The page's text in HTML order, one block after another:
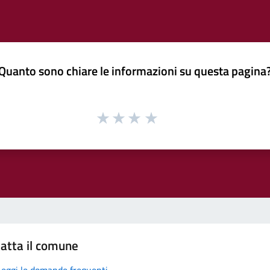
sono chiare le informazioni su questa
il comune